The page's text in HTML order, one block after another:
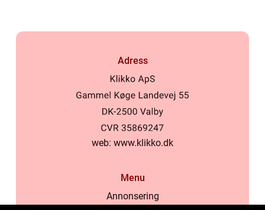
Adress
web: www.klikko.dk
Menu
Annonsering